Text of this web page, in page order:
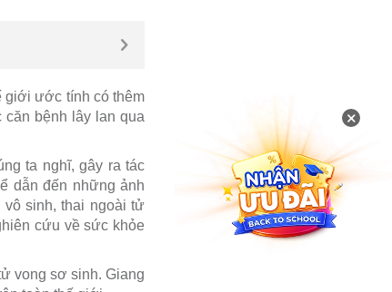
giới ước tính có thêm
căn bệnh lây lan qua
ta nghĩ, gây ra tác
dẫn đến những ảnh
vô sinh, thai ngoài tử
cứu về sức khỏe
vong sơ sinh. Giang
×